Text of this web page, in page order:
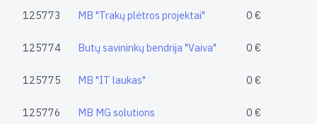
125773 MB "Trakų plėtros projektai" 0 €
125774 Butų savininkų bendrija "Vaiva" 0 €
125775 MB "IT laukas" 0 €
125776 MB MG solutions 0 €